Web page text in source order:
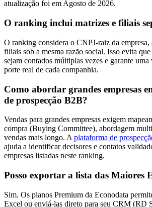
atualização foi em Agosto de 2026.
O ranking inclui matrizes e filiais
O ranking considera o CNPJ-raiz da empresa,
filiais sob a mesma razão social. Isso evita
sejam contados múltiplas vezes e garante
porte real de cada companhia.
Como abordar grandes empresas
de prospecção B2B?
Vendas para grandes empresas exigem
compra (Buying Committee), abordagem
vendas mais longo. A plataforma de
ajuda a identificar decisores e contatos
empresas listadas neste ranking.
Posso exportar a lista das Maiores
Sim. Os planos Premium da Econodata
Excel ou enviá-las direto para seu CRM (RD